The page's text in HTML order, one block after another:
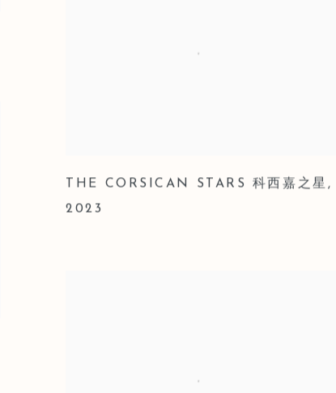
THE CORSICAN STARS 科西嘉之星 ,
2023